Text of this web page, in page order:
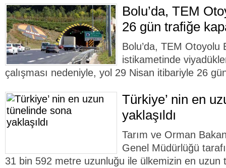
Bolu’da, TEM
26 gün trafiğe
Bolu’da, TEM Otoyolu
istikametinde
çalışması nedeniyle, yol 29 Nisan itibariyle 26
Türkiye’ nin en
yaklaşıldı
Tarım ve Orman
Genel Müdürlüğü
31 bin 592 metre uzunluğu ile ülkemizin en uzun